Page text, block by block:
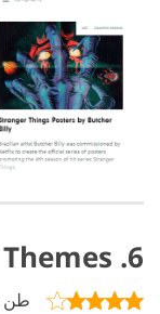
6. WP Daily Themes
طن